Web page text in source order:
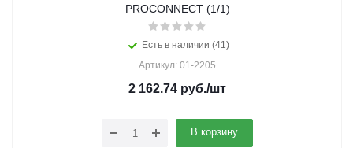
PROCONNECT (1/1)
Есть в наличии (41)
Артикул: 01-2205
2 162.74 руб./шт
В корзину